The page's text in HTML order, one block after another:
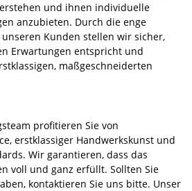
und ihnen individuelle
anzubieten. Durch die enge
Kunden stellen wir sicher,
Erwartungen entspricht und
maßgeschneiderten
profitieren Sie von
erstklassiger Handwerkskunst und
Wir garantieren, dass das
voll und ganz erfüllt. Sollten Sie
kontaktieren Sie uns bitte. Unser